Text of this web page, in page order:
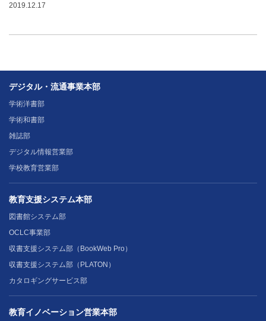
2019.12.17
デジタル・流通事業本部
学術洋書部
学術和書部
雑誌部
デジタル情報営業部
学校教育営業部
教育支援システム本部
図書館システム部
OCLC事業部
収書支援システム部（BookWeb Pro）
収書支援システム部（PLATON）
カタロギングサービス部
教育イノベーション営業本部